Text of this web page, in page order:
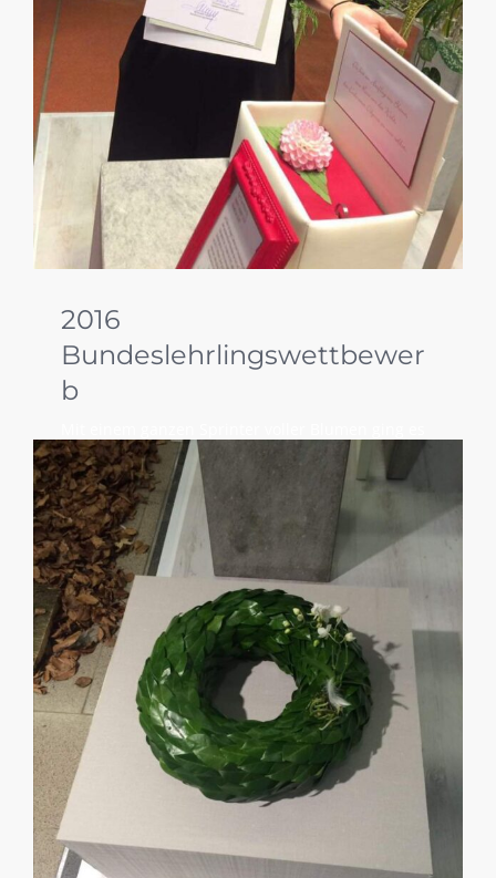
2016
Bundeslehrlingswettbewer
b
für uns um 6 Uhr morgens bei 30 Grad nach
Salzburg. Die Spannung stieg natürlich mit jedem
Kilometer, der uns